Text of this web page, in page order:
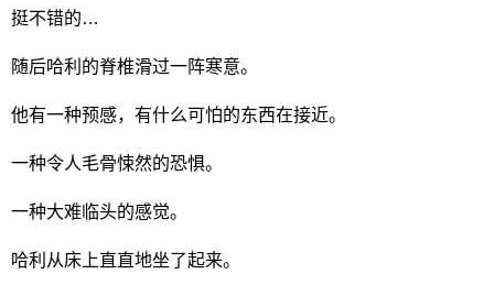
挺不错的…
随后哈利的脊椎滑过一阵寒意。
他有一种预感，有什么可怕的东西在接近。
一种令人毛骨悚然的恐惧。
一种大难临头的感觉。
哈利从床上直直地坐了起来。